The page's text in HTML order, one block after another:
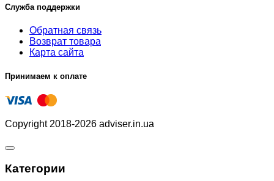
Служба поддержки
Обратная связь
Возврат товара
Карта сайта
Принимаем к оплате
Copyright 2018-2026 adviser.in.ua
Категории